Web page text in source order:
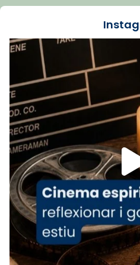
Recupera l'entrevista
tican News 👇
www.vaticannews.va/
07/carmina-historia-
espana-testimoni...
Foto
View on Facebook · Share
Arquebisbat de
2 weeks ago
«Avui les santes
ajuden a alçar la
Mons. Sergi Gordo,